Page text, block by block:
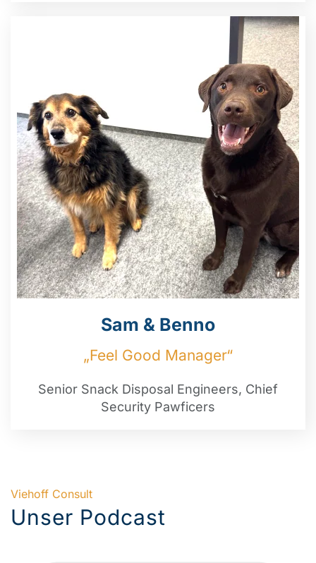
Sam & Benno
„Feel Good Manager“
Senior Snack Disposal Engineers, Chief
Security Pawficers
Viehoff Consult
Unser Podcast